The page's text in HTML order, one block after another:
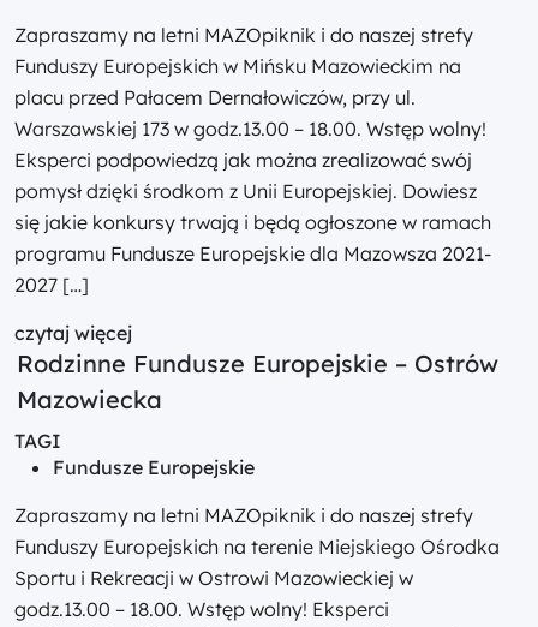
Zapraszamy na letni MAZOpiknik i do naszej strefy
Funduszy Europejskich w Mińsku Mazowieckim na
placu przed Pałacem Dernałowiczów, przy ul.
Warszawskiej 173 w godz.13.00 – 18.00. Wstęp wolny!
Eksperci podpowiedzą jak można zrealizować swój
pomysł dzięki środkom z Unii Europejskiej. Dowiesz
się jakie konkursy trwają i będą ogłoszone w ramach
programu Fundusze Europejskie dla Mazowsza 2021-
2027 […]
czytaj więcej
Rodzinne Fundusze Europejskie – Ostrów
Mazowiecka
TAGI
Fundusze Europejskie
Zapraszamy na letni MAZOpiknik i do naszej strefy
Funduszy Europejskich na terenie Miejskiego Ośrodka
Sportu i Rekreacji w Ostrowi Mazowieckiej w
godz.13.00 – 18.00. Wstęp wolny! Eksperci